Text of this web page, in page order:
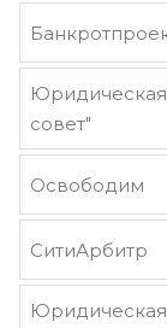
Юридическая
совет"
Освободим
СитиАрбитр